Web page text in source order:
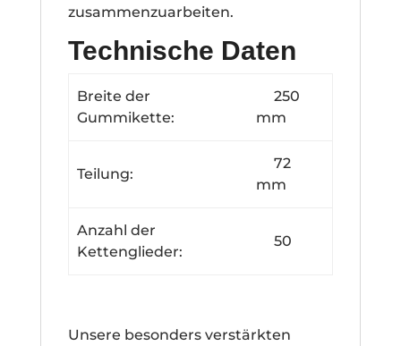
zusammenzuarbeiten.
Technische Daten
Breite der
Gummikette:
250
mm
Teilung:
72
mm
Anzahl der
Kettenglieder:
50
Unsere besonders verstärkten